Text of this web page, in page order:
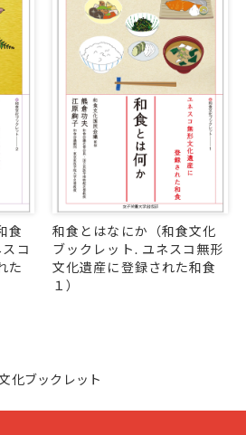
食
コ
た
和食とはなにか（和食文化
ブックレット. ユネスコ無形
文化遺産に登録された和食
１）
化ブックレット